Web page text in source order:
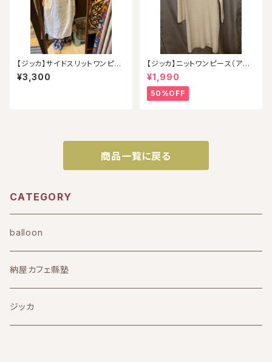
【ジッカ】サイドスリットワンピー
ス（アウトレット）
¥3,300
【ジッカ】ニットワンピース（アウ
トレット）
¥1,990
50%OFF
商品一覧に戻る
CATEGORY
balloon
納屋カフェ縣塾
ジッカ